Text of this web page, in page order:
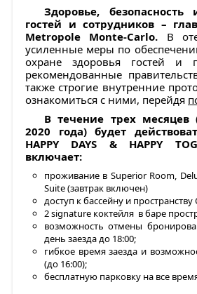
Здоровье, безопасность
гостей и сотрудников –
Metropole Monte-Carlo. В
усиленные меры по
охране здоровья гостей и
рекомендованные
также строгие внутренние
ознакомиться с ними, перейдя
В течение трех месяцев
2020 года) будет
HAPPY DAYS & HAPPY
включает:
проживание в Superior Room,
Suite (завтрак включен)
доступ к бассейну и пространству
2 signature коктейля в баре
возможность отмены
день заезда до 18:00;
гибкое время заезда и
(до 16:00);
бесплатную парковку на все